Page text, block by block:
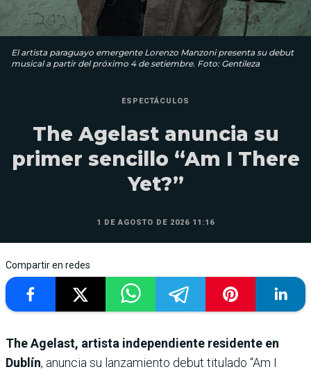
El artista paraguayo emergente Lorenzo Manzoni presenta su debut
musical a partir del próximo 4 de setiembre. Foto: Gentileza
ESPECTÁCULOS
The Agelast anuncia su
primer sencillo “Am I There
Yet?”
1 DE AGOSTO DE 2026 11:16
Compartir en redes
The Agelast, artista independiente residente en
Dublín, anuncia su lanzamiento debut titulado “Am I